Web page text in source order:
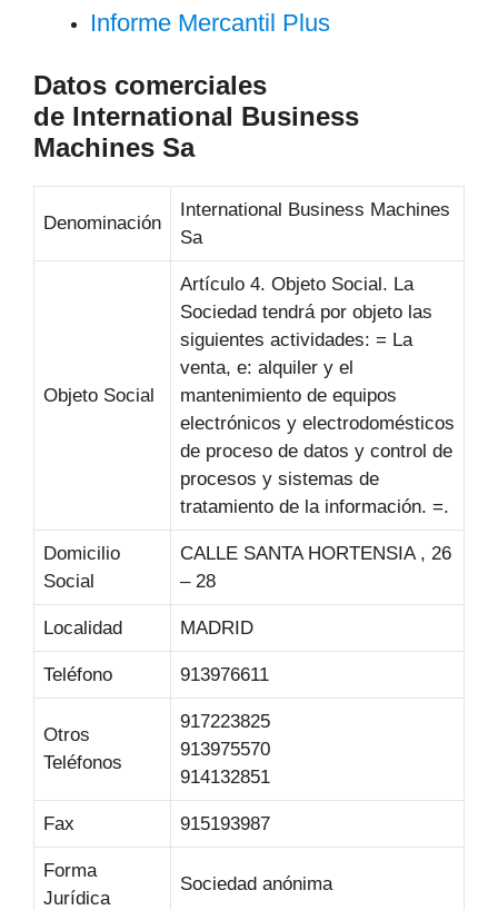
Informe Mercantil Plus
Datos comerciales
de International Business
Machines Sa
Denominación
International Business Machines
Sa
Objeto Social
Artículo 4. Objeto Social. La
Sociedad tendrá por objeto las
siguientes actividades: = La
venta, e: alquiler y el
mantenimiento de equipos
electrónicos y electrodomésticos
de proceso de datos y control de
procesos y sistemas de
tratamiento de la información. =.
Domicilio
Social
CALLE SANTA HORTENSIA , 26
– 28
Localidad MADRID
Teléfono 913976611
Otros
Teléfonos
917223825
913975570
914132851
Fax 915193987
Forma
Jurídica
Sociedad anónima